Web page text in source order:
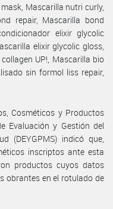
Mascarilla nutri curly,
repair, Mascarilla bond
elixir glycolic
elixir glycolic gloss,
UP!, Mascarilla bio
sin formol liss repair,
Cosméticos y Productos
Evaluación y Gestión del
(DEYGPMS) indicó que,
inscriptos ante esta
productos cuyos datos
obrantes en el rotulado de